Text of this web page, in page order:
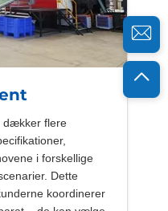
dækker flere
i forskellige
Dette
koordinerer